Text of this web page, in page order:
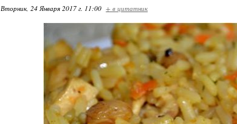
Вторник, 24 Января 2017 г. 11:00 + в цитатник